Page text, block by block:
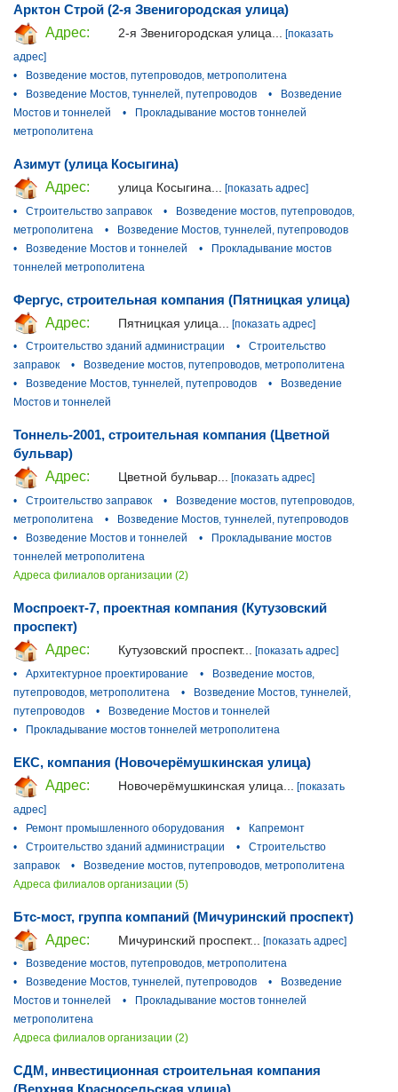
Арктон Строй (2-я Звенигородская улица)
Адрес:
2-я Звенигородская улица...
[показать
адрес]
•
Возведение мостов, путепроводов, метрополитена
•
Возведение Мостов, туннелей, путепроводов •
Возведение
Мостов и тоннелей
•
Прокладывание мостов тоннелей
метрополитена
Азимут (улица Косыгина)
Адрес:
улица Косыгина...
[показать адрес]
•
Строительство заправок •
Возведение мостов, путепроводов,
метрополитена
•
Возведение Мостов, туннелей, путепроводов
•
Возведение Мостов и тоннелей •
Прокладывание мостов
тоннелей метрополитена
Фергус, строительная компания (Пятницкая улица)
Адрес:
Пятницкая улица...
[показать адрес]
•
Строительство зданий администрации •
Строительство
заправок
•
Возведение мостов, путепроводов, метрополитена
•
Возведение Мостов, туннелей, путепроводов •
Возведение
Мостов и тоннелей
Тоннель-2001, строительная компания (Цветной
бульвар)
Адрес:
Цветной бульвар... [показать адрес]
•
Строительство заправок •
Возведение мостов, путепроводов,
метрополитена
•
Возведение Мостов, туннелей, путепроводов
•
Возведение Мостов и тоннелей •
Прокладывание мостов
тоннелей метрополитена
Адреса филиалов организации (2)
Моспроект-7, проектная компания (Кутузовский
проспект)
Адрес:
Кутузовский проспект...
[показать адрес]
•
Архитектурное проектирование •
Возведение мостов,
путепроводов, метрополитена
•
Возведение Мостов, туннелей,
путепроводов
•
Возведение Мостов и тоннелей
•
Прокладывание мостов тоннелей метрополитена
ЕКС, компания (Новочерёмушкинская улица)
Адрес:
Новочерёмушкинская улица...
[показать
адрес]
•
Ремонт промышленного оборудования •
Капремонт
•
Строительство зданий администрации •
Строительство
заправок
•
Возведение мостов, путепроводов, метрополитена
Адреса филиалов организации (5)
Бтс-мост, группа компаний (Мичуринский проспект)
Адрес:
Мичуринский проспект...
[показать адрес]
•
Возведение мостов, путепроводов, метрополитена
•
Возведение Мостов, туннелей, путепроводов •
Возведение
Мостов и тоннелей
•
Прокладывание мостов тоннелей
метрополитена
Адреса филиалов организации (2)
СДМ, инвестиционная строительная компания